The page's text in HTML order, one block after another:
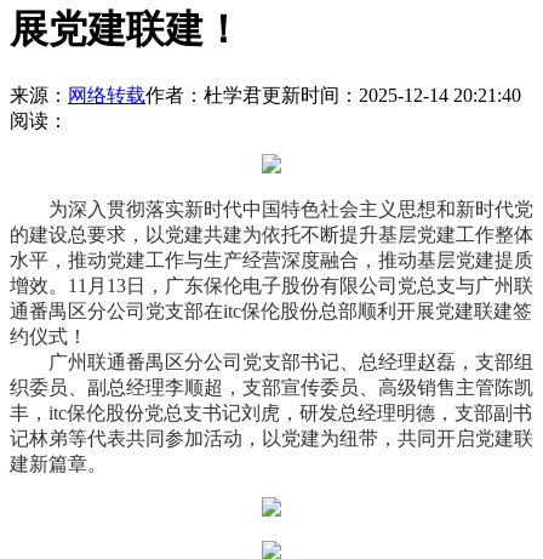
展党建联建！
来源： 网络转载作者：杜学君更新时间：2025-12-14 20:21:40
阅读：
为深入贯彻落实新时代中国特色社会主义 思想和新时代党
的建设总要求，以党建共建为依托不断提升基层党建工作整体
水平，推动党建工作与生产经营深度融合，推动基层党建提质
增效。11月13日，广东保伦电子股份有限公司党总支与广州联
通番禺区分公司党支部在itc保伦股份总部顺利开展党建联建签
约仪式！
广州联通番禺区分公司党支部书记 、总经理赵磊，支部组
织委员、副总经理李顺超，支部宣传委员、高级销售主管陈凯
丰，itc保伦股份党总支书记刘虎，研发总经理明德，支部副 书
记林弟等代表共同参加活动，以党建为纽带，共同开启党建联
建新篇章。